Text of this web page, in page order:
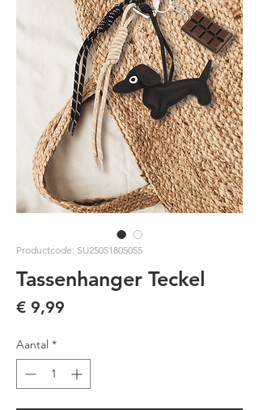
Productcode: SU25051805055
Tassenhanger Teckel
€ 9,99
Aantal *